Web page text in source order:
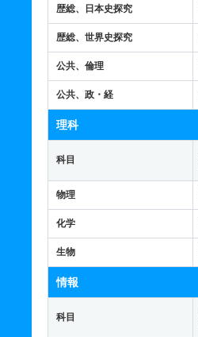
歴総、日本史探究
歴総、世界史探究
公共、倫理
公共、政・経
理科
科目
物理
化学
生物
情報
科目